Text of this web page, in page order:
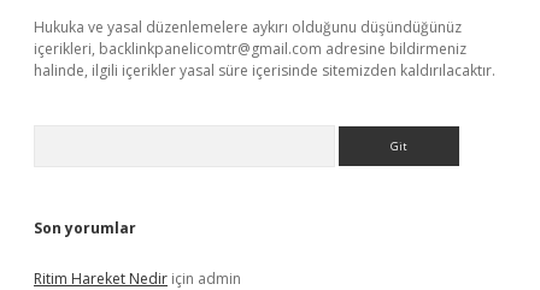
Hukuka ve yasal düzenlemelere aykırı olduğunu düşündüğünüz
içerikleri, backlinkpanelicomtr@gmail.com adresine bildirmeniz
halinde, ilgili içerikler yasal süre içerisinde sitemizden kaldırılacaktır.
Son yorumlar
Ritim Hareket Nedir için admin